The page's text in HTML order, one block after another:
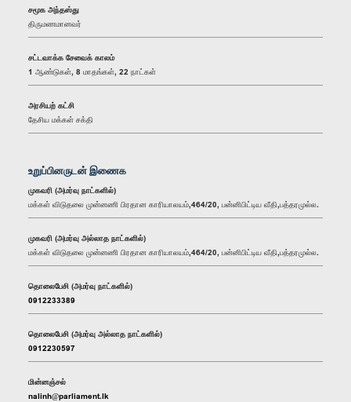
சமூக அந்தஸ்து
திருமணமானவர்
சட்டவாக்க சேவைக் காலம்
1 ஆண்டுகள், 8 மாதங்கள், 22 நாட்கள்
அரசியற் கட்சி
தேசிய மக்கள் சக்தி
உறுப்பினருடன் இணைக
முகவரி (அமர்வு நாட்களில்)
மக்கள் விடுதலை முன்னணி பிரதான காரியாலயம்,464/20, பன்னிபிட்டிய வீதி,பத்தரமுல்ல.
முகவரி (அமர்வு அல்லாத நாட்களில்)
மக்கள் விடுதலை முன்னணி பிரதான காரியாலயம்,464/20, பன்னிபிட்டிய வீதி,பத்தரமுல்ல.
தொலைபேசி (அமர்வு நாட்களில்)
0912233389
தொலைபேசி (அமர்வு அல்லாத நாட்களில்)
0912230597
மின்னஞ்சல்
nalinh@parliament.lk